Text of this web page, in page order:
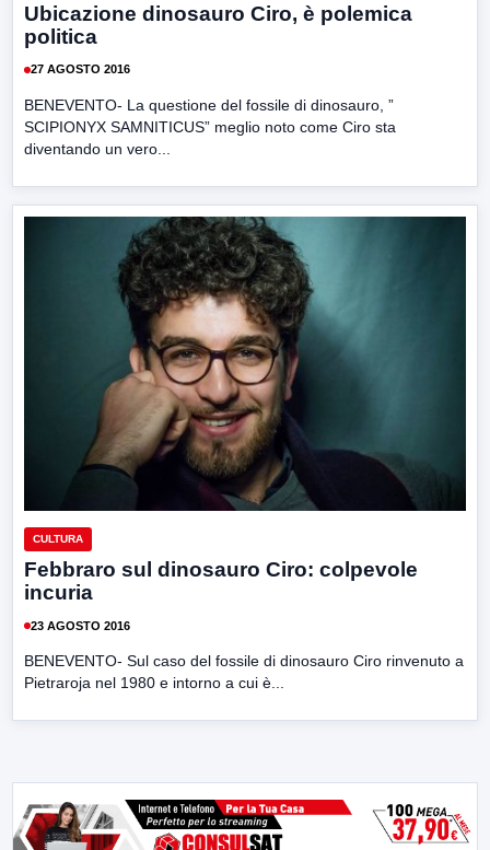
Ubicazione dinosauro Ciro, è polemica
politica
27 AGOSTO 2016
BENEVENTO- La questione del fossile di dinosauro, ”
SCIPIONYX SAMNITICUS” meglio noto come Ciro sta
diventando un vero...
CULTURA
Febbraro sul dinosauro Ciro: colpevole
incuria
23 AGOSTO 2016
BENEVENTO- Sul caso del fossile di dinosauro Ciro rinvenuto a
Pietraroja nel 1980 e intorno a cui è...